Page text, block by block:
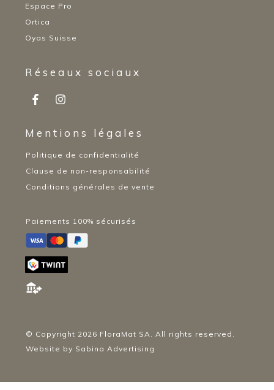
Espace Pro
Ortica
Oyas Suisse
Réseaux sociaux
Mentions légales
Politique de confidentialité
Clause de non-responsabilité
Conditions générales de vente
Paiements 100% sécurisés
© Copyright 2026 FloraMat SA. All rights reserved.
Website by Sabina Advertising